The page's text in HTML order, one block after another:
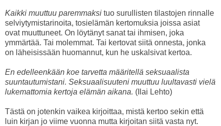
Kaikki muuttuu paremmaksi tuo surullisten tilastojen rinnalle
selviytymistarinoita, tosielämän kertomuksia joissa asiat
ovat muuttuneet. On löytänyt sanat tai ihmisen, joka
ymmärtää. Tai molemmat. Tai kertovat siitä onnesta, jonka
on läheisissään huomannut, kun he uskalsivat kertoa.
En edelleenkään koe tarvetta määritellä seksuaalista
suuntautumistani. Seksuaalisuuteni muuttuu luultavasti vielä
lukemattomia kertoja elämän aikana. (Ilai Lehto)
Tästä on jotenkin vaikea kirjoittaa, mistä kertoo sekin että
luin kirjan jo viime vuonna mutta kirjoitan siitä vasta nyt.